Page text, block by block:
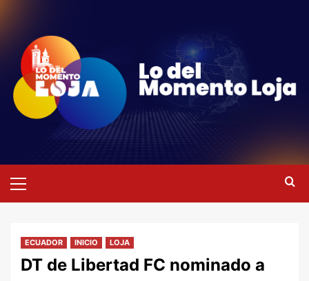
contenido
primario
ECUADOR INICIO LOJA
DT de Libertad FC nominado a